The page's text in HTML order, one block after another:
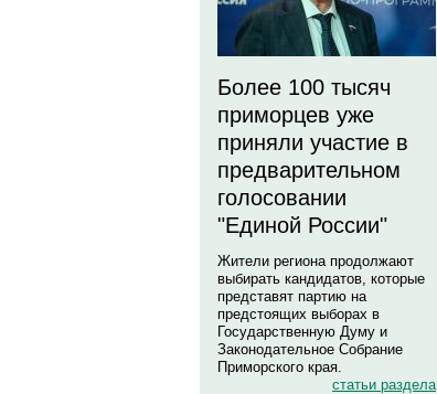
Более 100 тысяч
приморцев уже
приняли участие в
предварительном
голосовании
"Единой России"
Жители региона продолжают
выбирать кандидатов, которые
представят партию на
предстоящих выборах в
Государственную Думу и
Законодательное Собрание
Приморского края.
статьи раздела